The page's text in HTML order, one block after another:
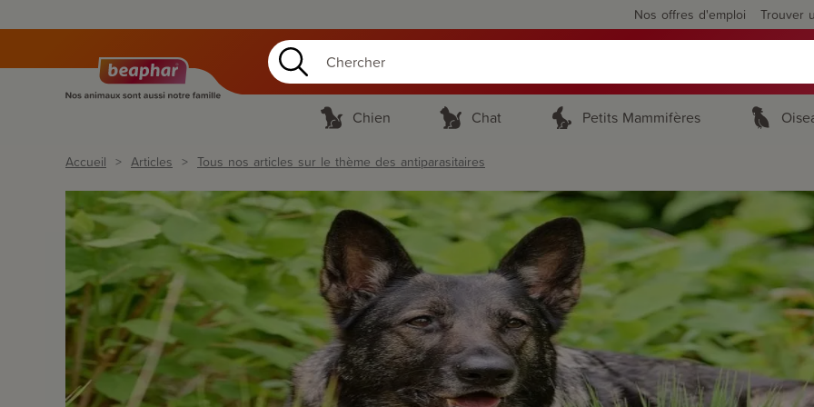
Nos offres d'emploi Trouver
Chien Chat Petits Mammifères
Accueil Articles Tous nos articles sur le thème des antiparasitaires